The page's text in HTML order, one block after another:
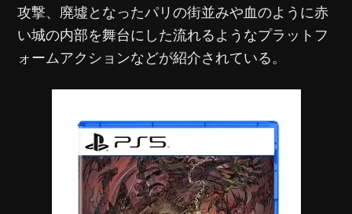
攻撃、廃墟となったパリの街並みや血のように赤
い城の内部を舞台にした流れるようなプラットフ
ォームアクションなどが紹介されている。